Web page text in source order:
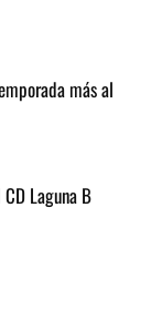
más al
Laguna B